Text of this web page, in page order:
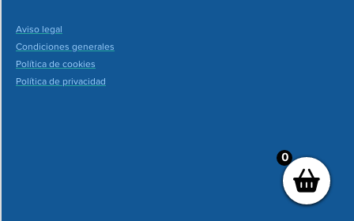
0
Aviso legal
Condiciones generales
Política de cookies
Política de privacidad